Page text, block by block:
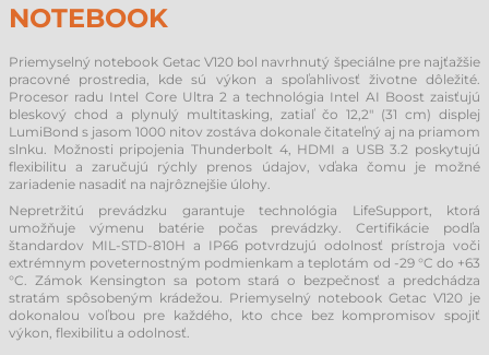
NOTEBOOK
Priemyselný notebook Getac V120 bol navrhnutý špeciálne pre najťažšie
pracovné prostredia, kde sú výkon a spoľahlivosť životne dôležité.
Procesor radu Intel Core Ultra 2 a technológia Intel AI Boost zaisťujú
bleskový chod a plynulý multitasking, zatiaľ čo 12,2" (31 cm) displej
LumiBond s jasom 1000 nitov zostáva dokonale čitateľný aj na priamom
slnku. Možnosti pripojenia Thunderbolt 4, HDMI a USB 3.2 poskytujú
flexibilitu a zaručujú rýchly prenos údajov, vďaka čomu je možné
zariadenie nasadiť na najrôznejšie úlohy.
Nepretržitú prevádzku garantuje technológia LifeSupport, ktorá
umožňuje výmenu batérie počas prevádzky. Certifikácie podľa
štandardov MIL-STD-810H a IP66 potvrdzujú odolnosť prístroja voči
extrémnym poveternostným podmienkam a teplotám od -29 °C do +63
°C. Zámok Kensington sa potom stará o bezpečnosť a predchádza
stratám spôsobeným krádežou. Priemyselný notebook Getac V120 je
dokonalou voľbou pre každého, kto chce bez kompromisov spojiť
výkon, flexibilitu a odolnosť.